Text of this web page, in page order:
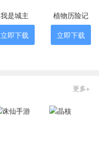
我是城主
立即下载
植物历险记
立即下载
更多+